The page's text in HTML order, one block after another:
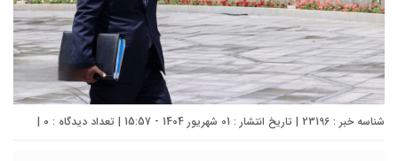
شناسه خبر : 23196 | تاریخ انتشار : 01 شهریور 1404 - 15:57 | تعداد دیدگاه : ۰ |